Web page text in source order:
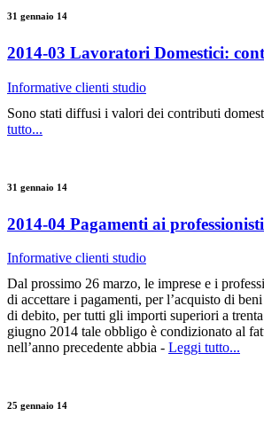
31 gennaio 14
2014-03 Lavoratori Domestici:
Informative clienti studio
Sono stati diffusi i valori dei contributi
tutto...
31 gennaio 14
2014-04 Pagamenti ai
Informative clienti studio
Dal prossimo 26 marzo, le imprese e i
di accettare i pagamenti, per l’acquisto di
di debito, per tutti gli importi superiori a
giugno 2014 tale obbligo è condizionato al
nell’anno precedente abbia - Leggi tutto...
25 gennaio 14